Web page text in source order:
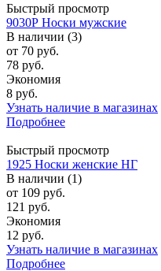
Быстрый просмотр
9030Р Носки мужские
В наличии (3)
от 70 руб.
78 руб.
Экономия
8 руб.
Узнать наличие в магазинах
Подробнее
Быстрый просмотр
1925 Носки женские НГ
В наличии (1)
от 109 руб.
121 руб.
Экономия
12 руб.
Узнать наличие в магазинах
Подробнее